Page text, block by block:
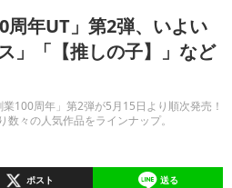
周年UT」第2弾、いよい
」「【推しの子】」など
100周年」第2弾が5月15日より順次発売！
数々の人気作品をラインナップ。
ポスト 送る